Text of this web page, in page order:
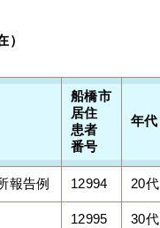
）
船橋市
居住
患者
番号
年代
報告例 12994 20代
12995 30代